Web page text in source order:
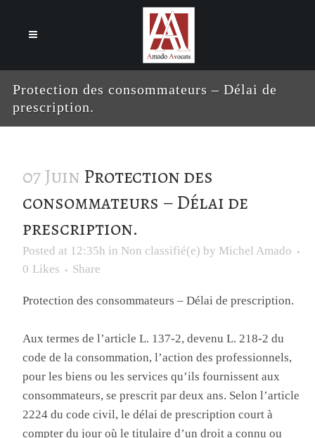
Protection des consommateurs – Délai de
prescription.
07 Juin Protection des
consommateurs – Délai de
prescription.
Posted at 12:35h in Non classifié(e) by Michel Amado
0 Likes Share
Protection des consommateurs – Délai de prescription.
Aux termes de l’article L. 137-2, devenu L. 218-2 du
code de la consommation, l’action des professionnels,
pour les biens ou les services qu’ils fournissent aux
consommateurs, se prescrit par deux ans. Selon l’article
2224 du code civil, le délai de prescription court à
compter du jour où le titulaire d’un droit a connu ou